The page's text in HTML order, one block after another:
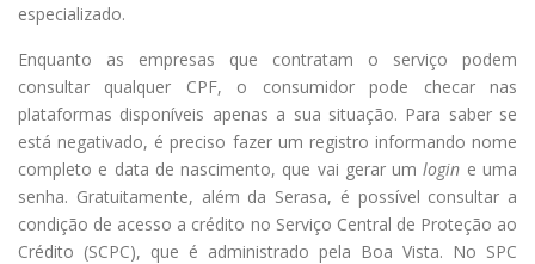
especializado.
Enquanto as empresas que contratam o serviço podem
consultar qualquer CPF, o consumidor pode checar nas
plataformas disponíveis apenas a sua situação. Para saber se
está negativado, é preciso fazer um registro informando nome
completo e data de nascimento, que vai gerar umlogin e uma
senha. Gratuitamente, além da Serasa, é possível consultar a
condição de acesso a crédito no Serviço Central de Proteção ao
Crédito (SCPC), que é administrado pela Boa Vista. No SPC